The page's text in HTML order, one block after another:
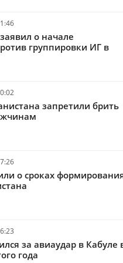
о начале
группировки ИГ в
запретили брить
о сроках
за авиаудар в Кабуле
года